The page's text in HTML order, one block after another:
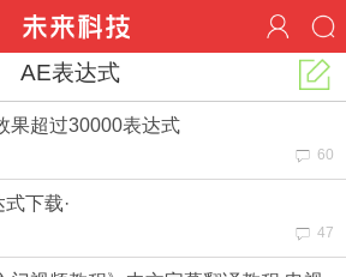
AE表达式
60
果超过30000表达式
47
下载·